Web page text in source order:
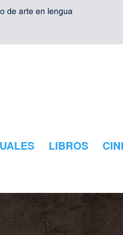
de arte en lengua
LIBROS